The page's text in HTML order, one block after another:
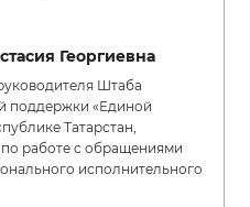
Георгиевна
Штаба
поддержки «Единой
Татарстан,
работе с обращениями
исполнительного